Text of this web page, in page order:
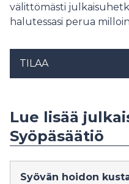
välittömästi
halutessasi perua
TILAA
Lue lisää
Syöpäsäätiö
Syövän hoidon